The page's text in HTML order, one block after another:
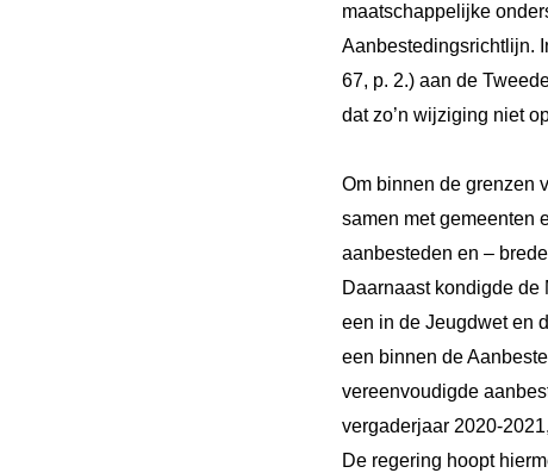
maatschappelijke
Aanbestedingsrichtlijn.
67, p. 2.) aan de
dat zo’n wijziging niet
Om binnen de grenzen
samen met gemeenten
aanbesteden en –
Daarnaast kondigde de
een in de Jeugdwet en
een binnen de
vereenvoudigde
vergaderjaar 2020-2021,
De regering hoopt